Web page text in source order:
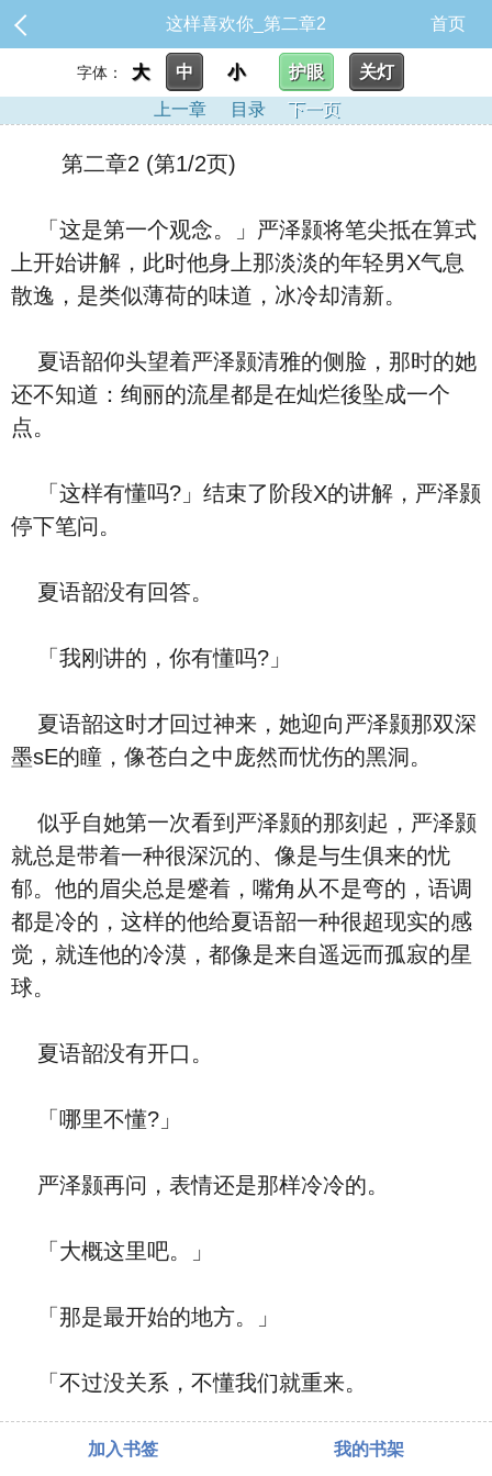
这样喜欢你_第二章2 首页
字体： 大 中 小 护眼
关灯
上一章
目录 下一页
第二章2 (第1/2页)
「这是第一个观念。」严泽颢将笔尖抵在算式
上开始讲解，此时他身上那淡淡的年轻男X气息
散逸，是类似薄荷的味道，冰冷却清新。
夏语韶仰头望着严泽颢清雅的侧脸，那时的她
还不知道：绚丽的流星都是在灿烂後坠成一个
点。
「这样有懂吗?」结束了阶段X的讲解，严泽颢
停下笔问。
夏语韶没有回答。
「我刚讲的，你有懂吗?」
夏语韶这时才回过神来，她迎向严泽颢那双深
墨sE的瞳，像苍白之中庞然而忧伤的黑洞。
似乎自她第一次看到严泽颢的那刻起，严泽颢
就总是带着一种很深沉的、像是与生俱来的忧
郁。他的眉尖总是蹙着，嘴角从不是弯的，语调
都是冷的，这样的他给夏语韶一种很超现实的感
觉，就连他的冷漠，都像是来自遥远而孤寂的星
球。
夏语韶没有开口。
「哪里不懂?」
严泽颢再问，表情还是那样冷冷的。
「大概这里吧。」
「那是最开始的地方。」
「不过没关系，不懂我们就重来。
加入书签 我的书架